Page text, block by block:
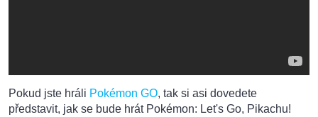
Pokud jste hráli Pokémon GO, tak si asi dovedete
představit, jak se bude hrát Pokémon: Let's Go, Pikachu!